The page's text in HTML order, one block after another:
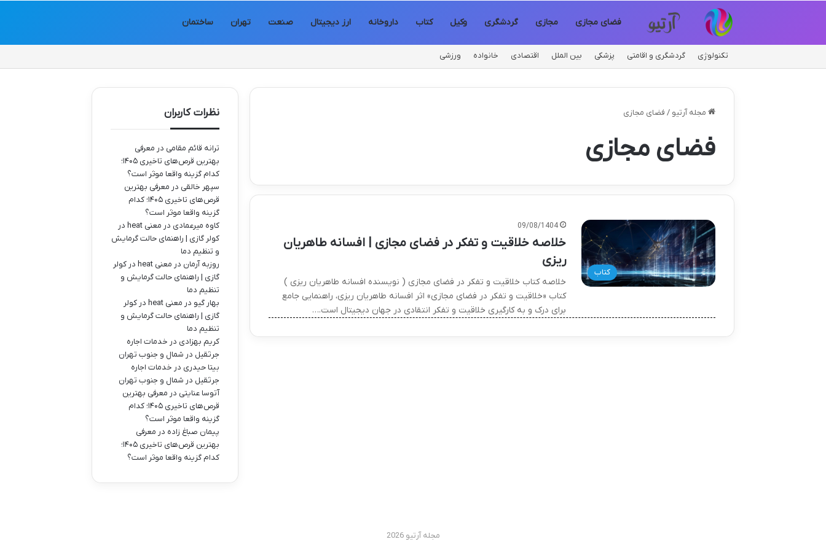
فضای مجازی مجازی گردشگری وکیل کتاب داروخانه ارز دیجیتال صنعت تهران ساختمان
تکنولوژی گردشگری و اقامتی پزشکی بین الملل اقتصادی خانواده ورزشی
مجله آرتیو / فضای مجازی
فضای مجازی
کتاب
09/08/1404
خلاصه خلاقیت و تفکر در فضای مجازی | افسانه طاهریان
ریزی
خلاصه کتاب خلاقیت و تفکر در فضای مجازی ( نویسنده افسانه طاهریان ریزی )
کتاب «خلاقیت و تفکر در فضای مجازی» اثر افسانه طاهریان ریزی، راهنمایی جامع
برای درک و به کارگیری خلاقیت و تفکر انتقادی در جهان دیجیتال است.…
نظرات کاربران
ترانه قائم مقامی در معرفی
بهترین قرص‌های تاخیری ۱۴۰۵؛
کدام گزینه واقعا موثر است؟
سپهر خالقی در معرفی بهترین
قرص‌های تاخیری ۱۴۰۵؛ کدام
گزینه واقعا موثر است؟
کاوه میرعمادی در
معنی heat در
کولر گازی | راهنمای حالت گرمایش
و تنظیم دما
روزبه آرمان در
معنی heat در کولر
گازی | راهنمای حالت گرمایش و
تنظیم دما
بهار گیو در
معنی heat در کولر
گازی | راهنمای حالت گرمایش و
تنظیم دما
کریم بهزادی در خدمات اجاره
جرثقیل در شمال و جنوب تهران
بیتا حیدری در خدمات اجاره
جرثقیل در شمال و جنوب تهران
آتوسا عنایتی در معرفی بهترین
قرص‌های تاخیری ۱۴۰۵؛ کدام
گزینه واقعا موثر است؟
پیمان صباغ زاده در معرفی
بهترین قرص‌های تاخیری ۱۴۰۵؛
کدام گزینه واقعا موثر است؟
مجله آرتیو 2026